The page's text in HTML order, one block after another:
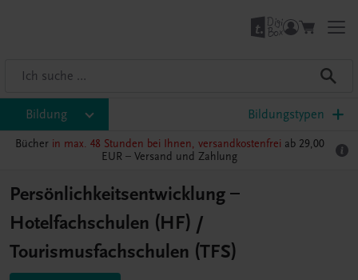
Bildung Bildungstypen
Bücher in max. 48 Stunden bei Ihnen, versandkostenfrei ab 29,00
EUR – Versand und Zahlung
Persönlichkeitsentwicklung –
Hotelfachschulen (HF) /
Tourismusfachschulen (TFS)